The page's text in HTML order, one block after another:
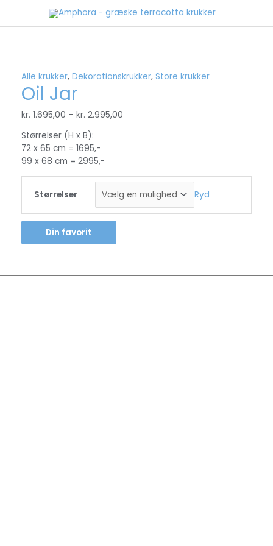
Alle krukker, Dekorationskrukker, Store krukker
Oil Jar
kr. 1.695,00 – kr. 2.995,00
Størrelser (H x B):
72 x 65 cm = 1695,-
99 x 68 cm = 2995,-
Størrelser Ryd
Din favorit